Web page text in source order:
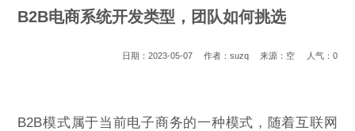
B2B电商系统开发类型，团队如何挑选
日期：2023-05-07 作者：suzq 来源：空 人气： 0
B2B模式属于当前电子商务的一种模式，随着互联网